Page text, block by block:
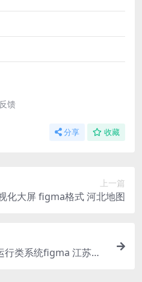
馈
分享 收藏
上一篇
化大屏 figma格式 河北地图
行类系统figma 江苏地